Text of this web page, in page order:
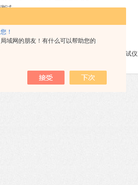
！
域网的朋友！有什么可以帮助您的
试.
测试仪 SUTEF全自动互感器综合测试